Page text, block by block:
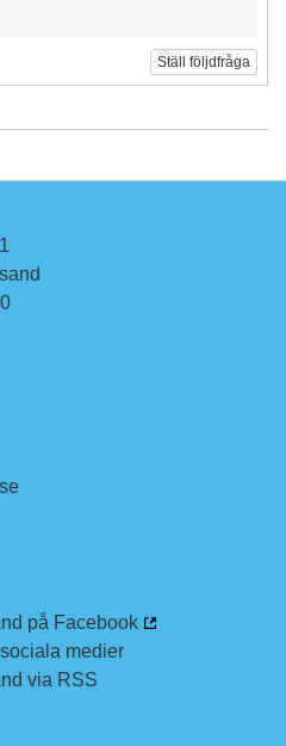
Ställ följdfråga
på Facebook
medier
via RSS